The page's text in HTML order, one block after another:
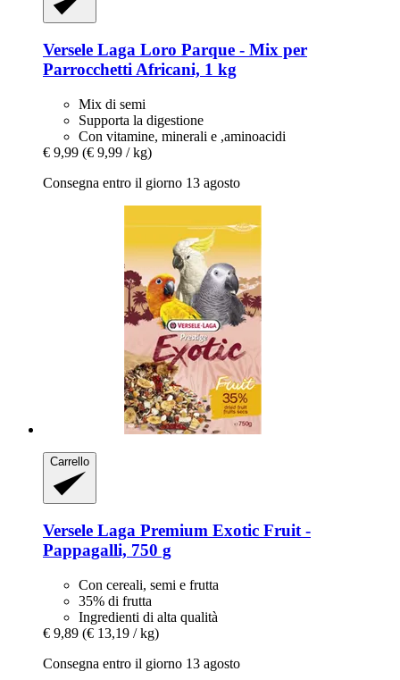
Versele Laga Loro Parque -​ Mix per
Parrocchetti Africani, 1 kg
Mix di semi
Supporta la digestione
Con vitamine, minerali e ,aminoacidi
€ 9,99 (€ 9,99 / kg)
Consegna entro il giorno 13 agosto
Carrello
Versele Laga Premium Exotic Fruit -​
Pappagalli, 750 g
Con cereali, semi e frutta
35% di frutta
Ingredienti di alta qualità
€ 9,89 (€ 13,19 / kg)
Consegna entro il giorno 13 agosto